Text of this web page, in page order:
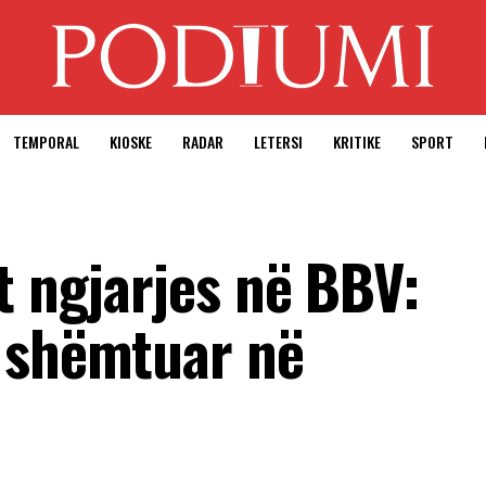
TEMPORAL KIOSKE RADAR LETERSI KRITIKE SPORT
në BBV:
në